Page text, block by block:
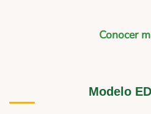
Conocer
Modelo